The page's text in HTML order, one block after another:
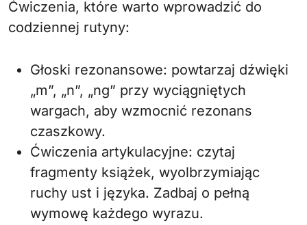
Ćwiczenia, które warto wprowadzić do
codziennej rutyny:
Głoski rezonansowe: powtarzaj dźwięki
„m”, „n”, „ng” przy wyciągniętych
wargach, aby wzmocnić rezonans
czaszkowy.
Ćwiczenia artykulacyjne: czytaj
fragmenty książek, wyolbrzymiając
ruchy ust i języka. Zadbaj o pełną
wymowę każdego wyrazu.